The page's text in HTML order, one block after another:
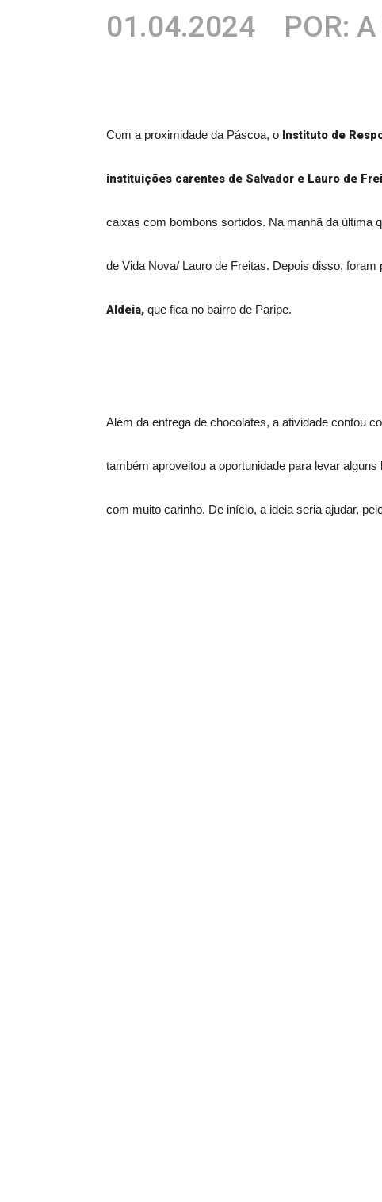
01.04.2024 POR:
Com a proximidade da Páscoa, o Instituto de
instituições carentes de Salvador e Lauro de
caixas com bombons sortidos. Na manhã da última
de Vida Nova/ Lauro de Freitas. Depois disso, foram
Aldeia, que fica no bairro de Paripe.
Além da entrega de chocolates, a atividade contou
também aproveitou a oportunidade para levar
com muito carinho. De início, a ideia seria ajudar,